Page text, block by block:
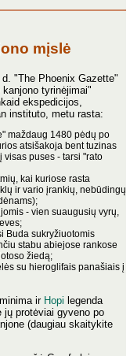
mįslė
"The Phoenix Gazette"
tyrinėjimai"
ekspedicijos,
instituto, metu rasta:
maždaug 1480 pėdų po
atsišakoja bent tuzinas
visas puses - tarsi "rato
kai kuriose rasta
ir vario įrankių, nebūdingų
- vien suaugusių vyrų,
Buda sukryžiuotomis
stabu abiejose rankose
žiedą;
su hieroglifais panašiais į
ir Hopi legenda
jų protėviai gyveno po
(daugiau skaitykite